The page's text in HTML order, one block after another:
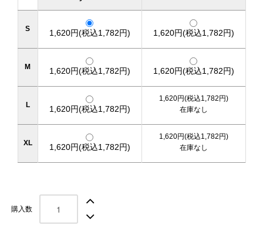
S 1,620円(税込1,782円) 1,620円(税込1,782円)
M 1,620円(税込1,782円) 1,620円(税込1,782円)
L 1,620円(税込1,782円)
1,620円(税込1,782円)
在庫なし
XL 1,620円(税込1,782円)
1,620円(税込1,782円)
在庫なし
購入数